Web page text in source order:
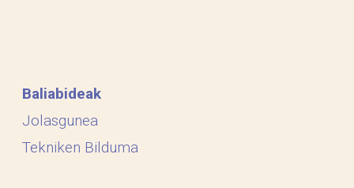
Baliabideak
Jolasgunea
Tekniken Bilduma